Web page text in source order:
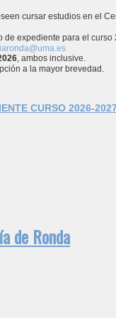
cursar estudios en el
de expediente para el curso
, ambos inclusive.
a la mayor brevedad.
CURSO 2026-2027
de Ronda